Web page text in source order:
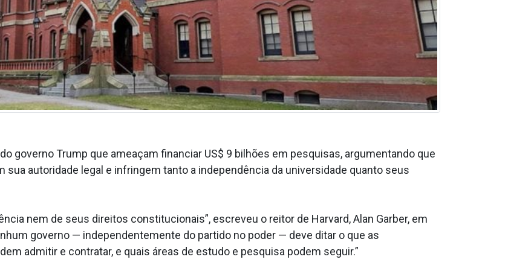
governo Trump que ameaçam financiar US$ 9 bilhões em pesquisas, argumentando que
autoridade legal e infringem tanto a independência da universidade quanto seus
nem de seus direitos constitucionais”, escreveu o reitor de Harvard, Alan Garber, em
governo — independentemente do partido no poder — deve ditar o que as
admitir e contratar, e quais áreas de estudo e pesquisa podem seguir.”